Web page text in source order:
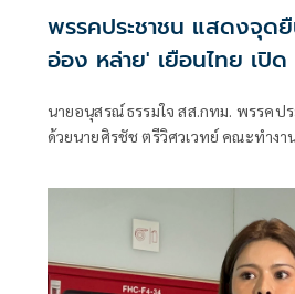
พรรคประชาชน แสดงจุด
อ่อง หล่าย' เยือนไทย เปิ
นายอนุสรณ์ ธรรมใจ สส.กทม. พรรค
ด้วยนายศิรชัช ตรีวิศวเวทย์ คณะทำงา
พัฒนาอย่างยั่งยืน แถลงคัดค้านการเยื